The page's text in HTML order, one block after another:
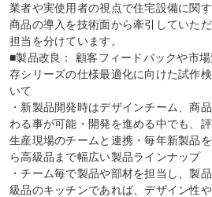
業者や実使用者の視点で住宅設備に関
商品の導入を技術面から牽引していた
担当を分けています。
■製品改良： 顧客フィードバックや市
存シリーズの仕様最適化に向けた試作
いて
・新製品開発時はデザインチーム、商
わる事が可能・開発を進める中でも、
生産現場のチームと連携・毎年新製品
ら高級品まで幅広い製品ラインナップ
・チーム毎で製品や部材を担当し、製
級品のキッチンであれば、デザイン性